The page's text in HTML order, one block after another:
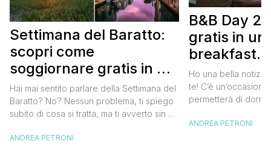
Settimana del Baratto:
scopri come
soggiornare gratis in un
bed and breakfast
Hai mai sentito parlare della Settimana del
Baratto? No? Nessun problema, ti spiego
subito di cosa si tratta, ma ti avverto sin da
tantissimo perché ti permetterà di
ANDREA PETRONI
B&B Day
gratis in un
breakfast.
gratis
Ho una bella
te! C’è
permetterà di
meravigliosi del
ANDREA PETRONI